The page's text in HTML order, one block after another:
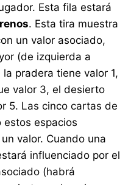
Esta fila estará
. Esta tira muestra
un valor asociado,
(de izquierda a
pradera tiene valor 1,
valor 3, el desierto
5. Las cinco cartas de
estos espacios
valor. Cuando una
influenciado por el
(habrá